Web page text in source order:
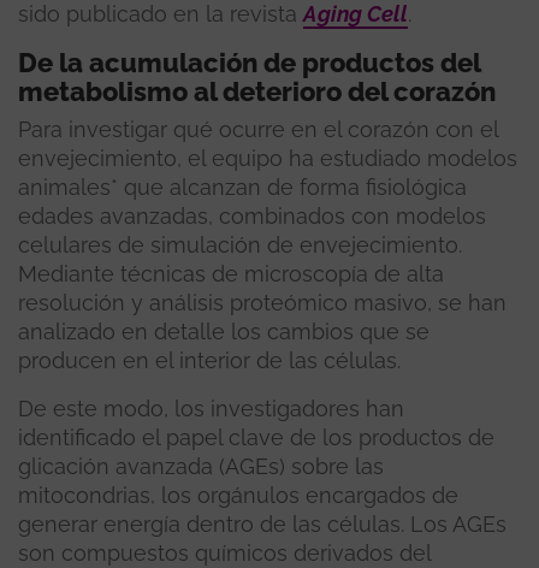
sido publicado en la revista Aging Cell.
De la acumulación de productos del
metabolismo al deterioro del corazón
Para investigar qué ocurre en el corazón con el
envejecimiento, el equipo ha estudiado modelos
animales* que alcanzan de forma fisiológica
edades avanzadas, combinados con modelos
celulares de simulación de envejecimiento.
Mediante técnicas de microscopía de alta
resolución y análisis proteómico masivo, se han
analizado en detalle los cambios que se
producen en el interior de las células.
De este modo, los investigadores han
identificado el papel clave de los productos de
glicación avanzada (AGEs) sobre las
mitocondrias, los orgánulos encargados de
generar energía dentro de las células. Los AGEs
son compuestos químicos derivados del